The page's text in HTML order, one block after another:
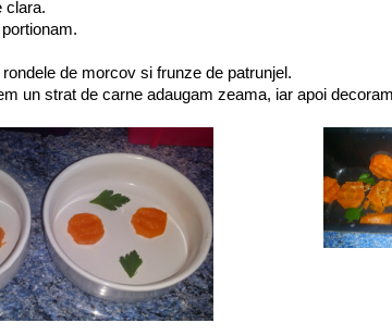
clara.
de morcov si frunze de patrunjel.
un strat de carne adaugam zeama, iar apoi